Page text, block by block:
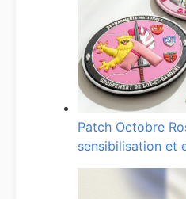
Patch Octobre
sensibilisation et